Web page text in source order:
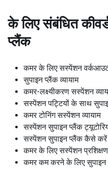
के लिए संबंधित
प्लैंक
कमर के लिए सस्पेंशन
सुपाइन प्लैंक व्यायाम
कमर-लक्ष्यीकरण सस्पेंशन
सस्पेंशन पट्टियों के साथ
कमर टोनिंग सस्पेंशन व्यायाम
सस्पेंशन सुपाइन प्लैंक
सस्पेंशन सुपाइन प्लैंक कैसे करें
कमर के लिए सस्पेंशन प्रशिक्षण
कमर कम करने के लिए